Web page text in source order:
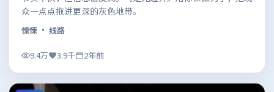
众一点点拖进更深的灰色地带。
惊悚 · 线路
9.4万 3.9千 2年前